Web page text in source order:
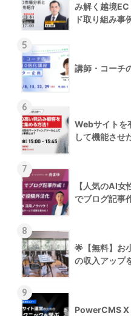
み解く越境
ド取り組み事
5
講師・コーチ
6
Webサイトを
して機能させ
7
【人気のAI
でブログ記事
8
🌟【無料】お
の収入アップ
9
PowerCMS